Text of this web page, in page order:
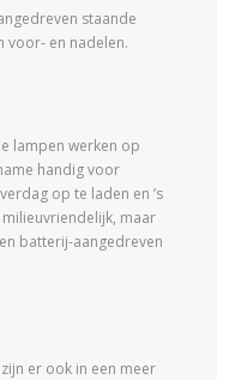
staande
voor- en nadelen.
lampen werken op
handig voor
op te laden en ’s
maar
batterij-aangedreven
er ook in een meer